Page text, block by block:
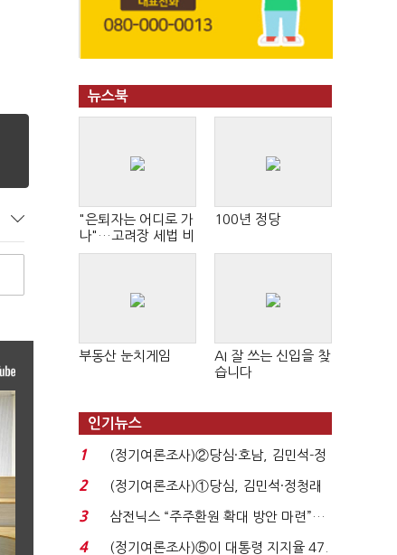
뉴스북
"은퇴자는 어디로 가
나"…고려장 세법 비
판 확산
100년 정당
부동산 눈치게임
AI 잘 쓰는 신입을 찾
습니다
인기뉴스
1
(정기여론조사)②당심·호남, 김민석-정
청래 '초접전'...
2
(정기여론조사)①당심, 김민석·정청래
'초접전'…대통령 ...
3
삼전닉스 “주주환원 확대 방안 마련”…
로이터에 성명...
4
(정기여론조사)⑤이 대통령 지지율 47.